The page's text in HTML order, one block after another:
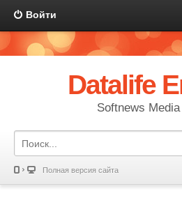
Войти
Datalife
Softnews
Полная версия сайта